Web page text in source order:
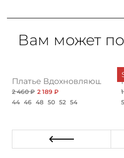
Вам может
Платье Вдохновляющая
2 460 ₽ 2 189 ₽
44 46 48 50 52 54